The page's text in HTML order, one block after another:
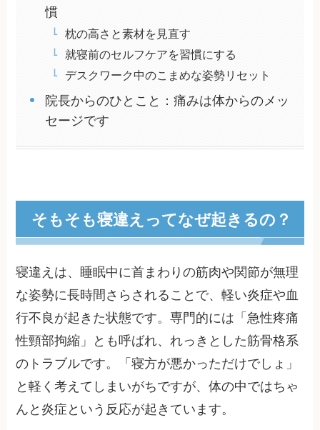
慣
枕の高さと素材を見直す
就寝前のセルフケアを習慣にする
デスクワーク中のこまめな姿勢リセット
院長からのひとこと：痛みは体からのメッ
セージです
そもそも寝違えってなぜ起きるの？
寝違えは、睡眠中に首まわりの筋肉や関節が無理
な姿勢に長時間さらされることで、軽い炎症や血
行不良が起きた状態です。専門的には「急性疼痛
性頸部拘縮」とも呼ばれ、れっきとした筋骨格系
のトラブルです。「寝方が悪かっただけでしょ」
と軽く考えてしまいがちですが、体の中ではちゃ
んと炎症という反応が起きています。